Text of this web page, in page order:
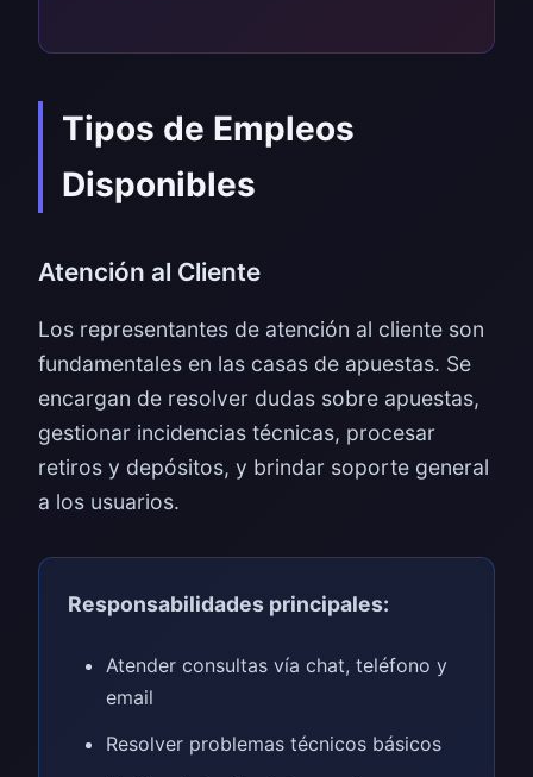
Tipos de Empleos
Disponibles
Atención al Cliente
Los representantes de atención al cliente son
fundamentales en las casas de apuestas. Se
encargan de resolver dudas sobre apuestas,
gestionar incidencias técnicas, procesar
retiros y depósitos, y brindar soporte general
a los usuarios.
Responsabilidades principales:
Atender consultas vía chat, teléfono y
email
Resolver problemas técnicos básicos